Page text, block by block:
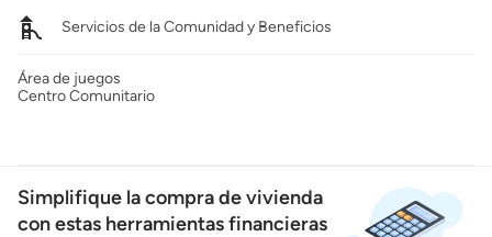
Servicios de la Comunidad y Beneficios
Área de juegos
Centro Comunitario
Simplifique la compra de vivienda
con estas herramientas financieras